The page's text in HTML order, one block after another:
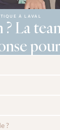
À LAVAL
La